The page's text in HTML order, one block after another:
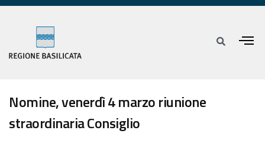
Nomine, venerdì 4 marzo riunione
straordinaria Consiglio